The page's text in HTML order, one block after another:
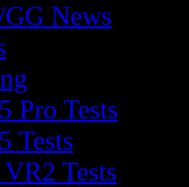
News
Pro Tests
Tests
VR2 Tests